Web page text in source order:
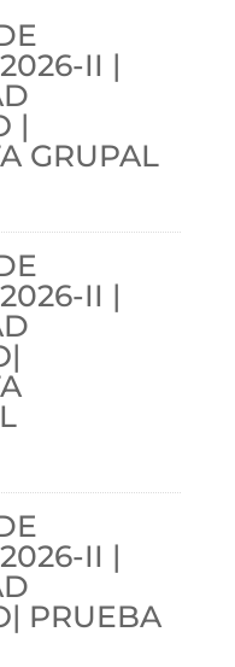
II |
|
GRUPAL
II |
II |
PRUEBA